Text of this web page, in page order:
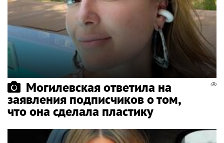
Могилевская ответила на
заявления подписчиков о том,
что она сделала пластику